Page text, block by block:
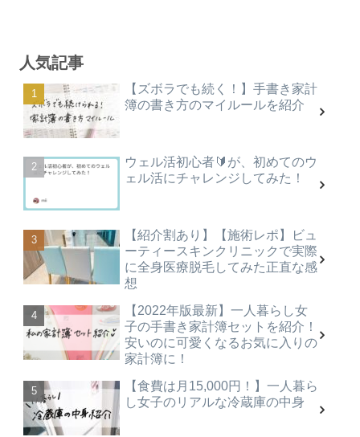
人気記事
【ズボラでも続く！】手書き家計
簿の書き方のマイルールを紹介
ウェル活初心者🔰が、初めてのウ
ェル活にチャレンジしてみた！
【紹介割あり】【施術レポ】ビュ
ーティースキンクリニックで実際
に全身医療脱毛してみた正直な感
想
【2022年版最新】一人暮らし女
子の手書き家計簿セットを紹介！
安いのに可愛くなるお気に入りの
家計簿に！
【食費は月15,000円！】一人暮ら
し女子のリアルな冷蔵庫の中身